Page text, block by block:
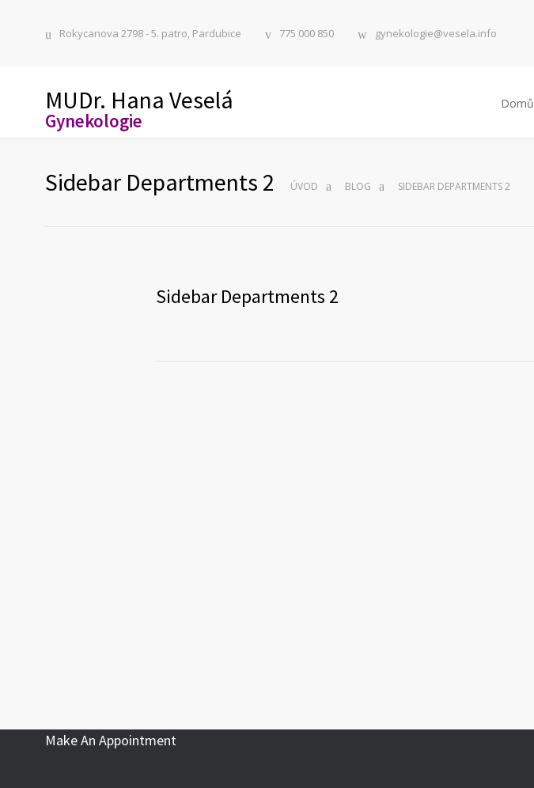
Rokycanova 2798 - 5. patro, Pardubice 775 000 850 gynekologie@vesela.info
MUDr. Hana Veselá
Gynekologie
Domů
Sidebar Departments 2 ÚVOD BLOG SIDEBAR DEPARTMENTS 2
Sidebar Departments 2
Make An Appointment